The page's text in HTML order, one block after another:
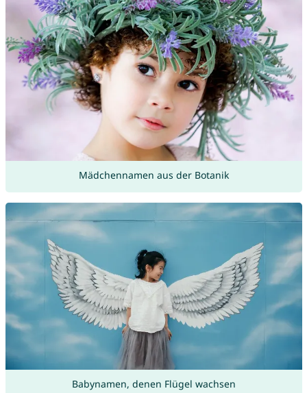
Mädchennamen aus der Botanik
Babynamen, denen Flügel wachsen